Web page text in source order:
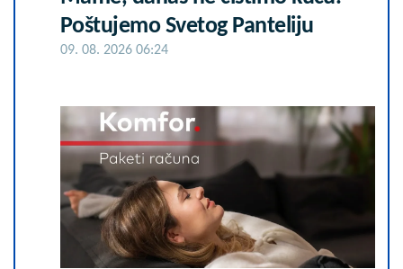
Poštujemo Svetog Panteliju
09. 08. 2026 06:24